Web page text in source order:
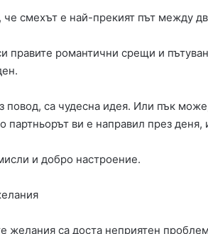
че смехът е най-прекият път между
правите романтични срещи и
повод, са чудесна идея. Или пък
партньорът ви е направил през деня,
и добро настроение.
желания са доста неприятен